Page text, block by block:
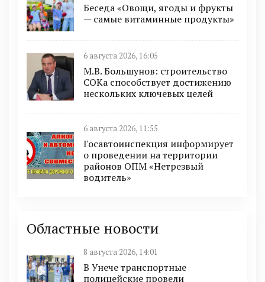
Беседа «Овощи, ягоды и фрукты
— самые витаминные продукты»
6 августа 2026, 16:05
М.В. Большунов: строительство
СОКа способствует достижению
нескольких ключевых целей
6 августа 2026, 11:55
Госавтоинспекция информирует
о проведении на территории
районов ОПМ «Нетрезвый
водитель»
Областные новости
8 августа 2026, 14:01
В Унече транспортные
полицейские провели